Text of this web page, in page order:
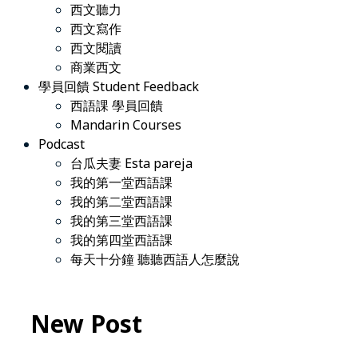
西文聽力
西文寫作
西文閱讀
商業西文
學員回饋 Student Feedback
西語課 學員回饋
Mandarin Courses
Podcast
台瓜夫妻 Esta pareja
我的第一堂西語課
我的第二堂西語課
我的第三堂西語課
我的第四堂西語課
每天十分鐘 聽聽西語人怎麼說
New Post